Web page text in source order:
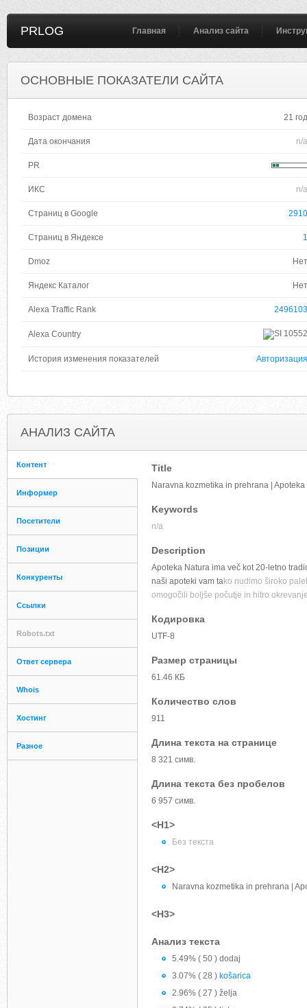
PRLOG Главная Анализ сайта
ОСНОВНЫЕ ПОКАЗАТЕЛИ САЙТА
Возраст домена 21 год
Дата окончания n/a
PR
ИКС n/a
Страниц в Google 2910
Страниц в Яндексе 1
Dmoz Нет
Яндекс Каталог Нет
Alexa Traffic Rank 2496103
Alexa Country 10552
История изменения показателей Авторизация
АНАЛИЗ САЙТА
Контент
Информер
Посетители
Позиции
Конкуренты
Ссылки
Robots.txt
Ответ сервера
Whois
Хостинг
Разное
Title
Naravna kozmetika in prehrana |
Keywords
n/a
Description
Apoteka Natura ima več kot 20-letno
naši apoteki vam tako nudimo široko
omogočili boljše počutje in hitro
Кодировка
UTF-8
Размер страницы
61.46 КБ
Количество слов
911
Длина текста на странице
8 321 симв.
Длина текста без пробелов
6 957 симв.
<H1>
Без текста
<H2>
Naravna kozmetika in prehrana |
<H3>
Анализ текста
5.49% ( 50 ) dodaj
3.07% ( 28 ) košarica
2.96% ( 27 ) želja